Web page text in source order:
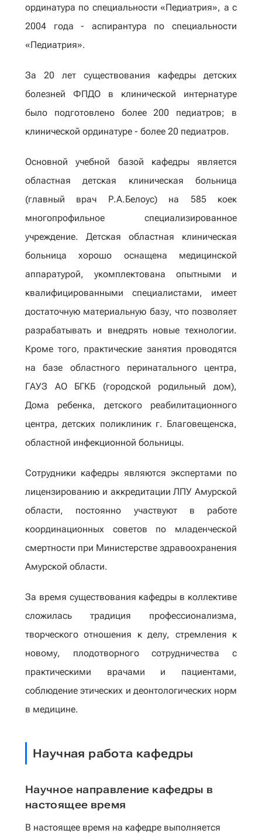
ординатура по специальности «Педиатрия», а с
2004 года - аспирантура по специальности
«Педиатрия».
За 20 лет существования кафедры детских
болезней ФПДО в клинической интернатуре
было подготовлено более 200 педиатров; в
клинической ординатуре - более 20 педиатров.
Основной учебной базой кафедры является
областная детская клиническая больница
(главный врач Р.А.Белоус) на 585 коек
многопрофильное специализированное
учреждение. Детская областная клиническая
больница хорошо оснащена медицинской
аппаратурой, укомплектована опытными и
квалифицированными специалистами, имеет
достаточную материальную базу, что позволяет
разрабатывать и внедрять новые технологии.
Кроме того, практические занятия проводятся
на базе областного перинатального центра,
ГАУЗ АО БГКБ (городской родильный дом),
Дома ребенка, детского реабилитационного
центра, детских поликлиник г. Благовещенска,
областной инфекционной больницы.
Сотрудники кафедры являются экспертами по
лицензированию и аккредитации ЛПУ Амурской
области, постоянно участвуют в работе
координационных советов по младенческой
смертности при Министерстве здравоохранения
Амурской области.
За время существования кафедры в коллективе
сложилась традиция профессионализма,
творческого отношения к делу, стремления к
новому, плодотворного сотрудничества с
практическими врачами и пациентами,
соблюдение этических и деонтологических норм
в медицине.
Научная работа кафедры
Научное направление кафедры в
настоящее время
В настоящее время на кафедре выполняется